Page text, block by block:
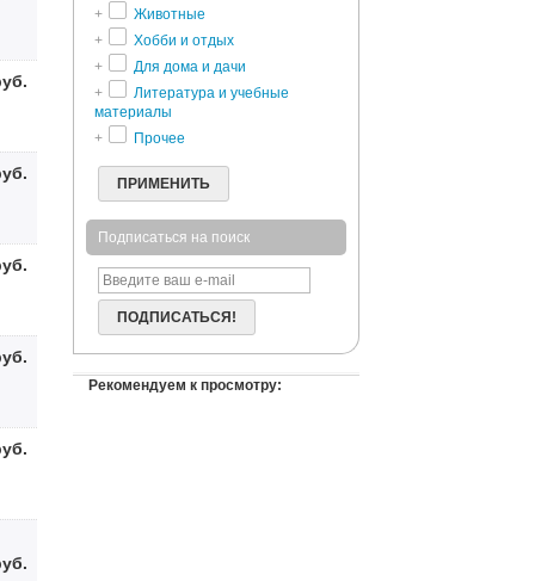
+
Животные
+
Хобби и отдых
+
Для дома и дачи
+
Литература и учебные
материалы
+
Прочее
ПРИМЕНИТЬ
Подписаться на поиск
ПОДПИСАТЬСЯ!
Рекомендуем к просмотру: